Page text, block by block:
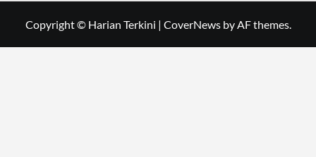
Copyright © Harian Terkini | CoverNewsby AF themes.